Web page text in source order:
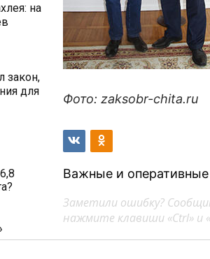
на
закон,
для
Фото: zaksobr-chita.ru
Важные и
Заметили ошибку?
нажмите клавиши «Ctrl» и